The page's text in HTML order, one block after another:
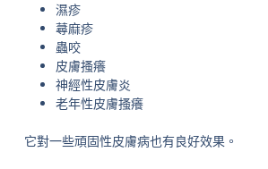
濕疹
蕁麻疹
蟲咬
皮膚搔癢
神經性皮膚炎
老年性皮膚搔癢
它對一些頑固性皮膚病也有良好效果。